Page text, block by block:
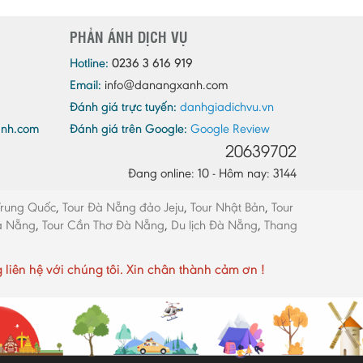
Quảng Trị
Sóc Trăng
Sơn La
Tây Ninh
Thái Bình
Thanh Hóa
Trà Vinh
Vĩnh Long
Vĩnh Phúc
PHẢN ÁNH DỊCH VỤ
Hotline: 0236 3 616 919
Email: info@danangxanh.com
Đánh giá trực tuyến: danhgiadichvu.vn
Đánh giá trên Google: Google Review
20639702
Đang online: 10 - Hôm nay: 3144
Quốc, Tour Đà Nẵng đảo Jeju, Tour Nhật Bản, Tour
Nẵng, Tour Cần Thơ Đà Nẵng, Du lịch Đà Nẵng, Thang
hệ với chúng tôi. Xin chân thành cảm ơn !